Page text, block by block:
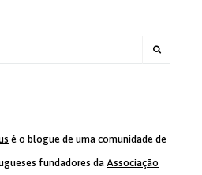
é o blogue de uma comunidade de
fundadores da Associação